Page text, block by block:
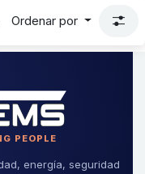
Ordenar por
PEOPLE
energía, seguridad